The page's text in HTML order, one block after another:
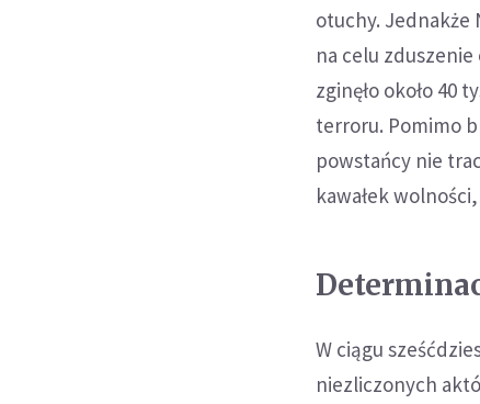
otuchy. Jednakże
na celu
zginęło około 40
terroru. Pomimo
powstańcy nie
kawałek
W ciągu
niezliczonych